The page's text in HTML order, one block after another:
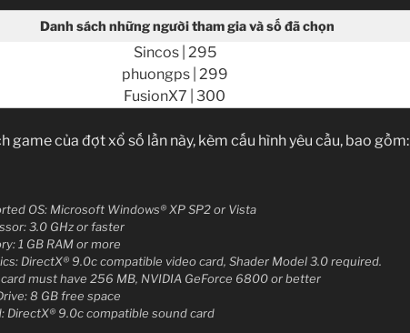
Danh sách những người tham gia và số đã chọn
Sincos | 295
phuongps | 299
FusionX7 | 300
game của đợt xổ số lần này, kèm cấu hình yêu cầu, bao gồm:
OS: Microsoft Windows® XP SP2 or Vista
3.0 GHz or faster
1 GB RAM or more
DirectX® 9.0c compatible video card, Shader Model 3.0 required.
must have 256 MB, NVIDIA GeForce 6800 or better
8 GB free space
DirectX® 9.0c compatible sound card